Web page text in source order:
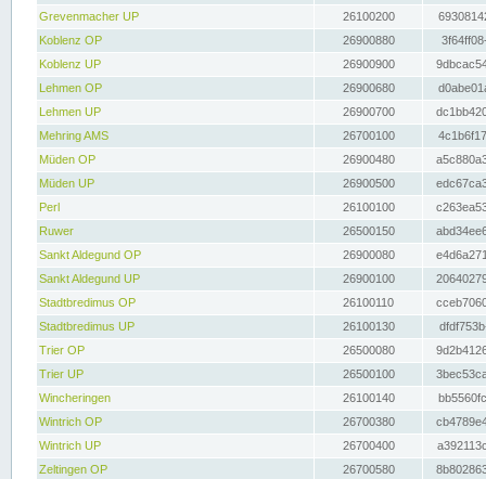
Grevenmacher UP
26100200
Koblenz OP
26900880
Koblenz UP
26900900
Lehmen OP
26900680
Lehmen UP
26900700
Mehring AMS
26700100
Müden OP
26900480
Müden UP
26900500
Perl
26100100
Ruwer
26500150
Sankt Aldegund OP
26900080
Sankt Aldegund UP
26900100
Stadtbredimus OP
26100110
Stadtbredimus UP
26100130
Trier OP
26500080
Trier UP
26500100
Wincheringen
26100140
Wintrich OP
26700380
Wintrich UP
26700400
Zeltingen OP
26700580